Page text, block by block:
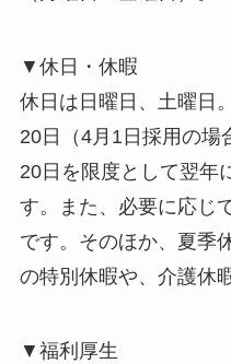
▼休日・休暇
休日は日曜日、土曜日
20日（4月1日採用の場
20日を限度として翌年
す。また、必要に応じ
です。そのほか、夏季
の特別休暇や、介護休
▼福利厚生